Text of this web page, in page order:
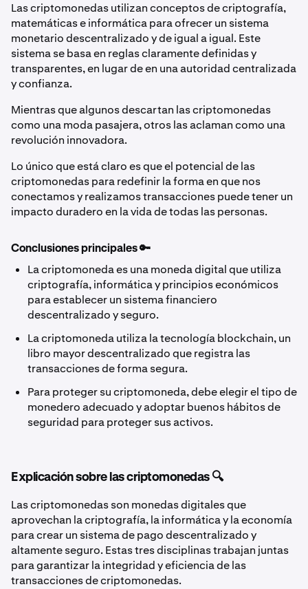
Las criptomonedas utilizan conceptos de criptografía,
matemáticas e informática para ofrecer un sistema
monetario descentralizado y de igual a igual. Este
sistema se basa en reglas claramente definidas y
transparentes, en lugar de en una autoridad centralizada
y confianza.
Mientras que algunos descartan las criptomonedas
como una moda pasajera, otros las aclaman como una
revolución innovadora.
Lo único que está claro es que el potencial de las
criptomonedas para redefinir la forma en que nos
conectamos y realizamos transacciones puede tener un
impacto duradero en la vida de todas las personas.
Conclusiones principales 🔑
La criptomoneda es una moneda digital que utiliza
criptografía, informática y principios económicos
para establecer un sistema financiero
descentralizado y seguro.
La criptomoneda utiliza la tecnología blockchain, un
libro mayor descentralizado que registra las
transacciones de forma segura.
Para proteger su criptomoneda, debe elegir el tipo de
monedero adecuado y adoptar buenos hábitos de
seguridad para proteger sus activos.
Explicación sobre las criptomonedas 🔍
Las criptomonedas son monedas digitales que
aprovechan la criptografía, la informática y la economía
para crear un sistema de pago descentralizado y
altamente seguro. Estas tres disciplinas trabajan juntas
para garantizar la integridad y eficiencia de las
transacciones de criptomonedas.